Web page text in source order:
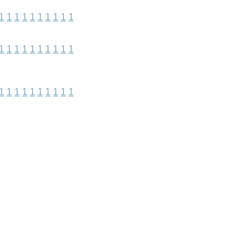
1 1 1 1 1 1 1 1 1 1
1 1 1 1 1 1 1 1 1 1
1 1 1 1 1 1 1 1 1 1